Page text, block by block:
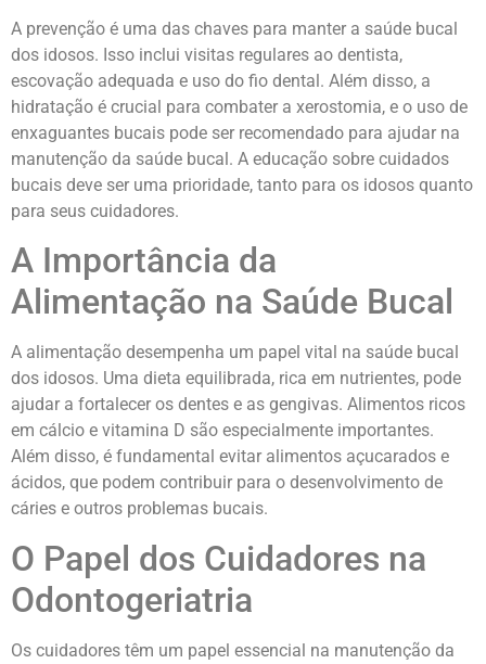
A prevenção é uma das chaves para manter a saúde bucal
dos idosos. Isso inclui visitas regulares ao dentista,
escovação adequada e uso do fio dental. Além disso, a
hidratação é crucial para combater a xerostomia, e o uso de
enxaguantes bucais pode ser recomendado para ajudar na
manutenção da saúde bucal. A educação sobre cuidados
bucais deve ser uma prioridade, tanto para os idosos quanto
para seus cuidadores.
A Importância da
Alimentação na Saúde Bucal
A alimentação desempenha um papel vital na saúde bucal
dos idosos. Uma dieta equilibrada, rica em nutrientes, pode
ajudar a fortalecer os dentes e as gengivas. Alimentos ricos
em cálcio e vitamina D são especialmente importantes.
Além disso, é fundamental evitar alimentos açucarados e
ácidos, que podem contribuir para o desenvolvimento de
cáries e outros problemas bucais.
O Papel dos Cuidadores na
Odontogeriatria
Os cuidadores têm um papel essencial na manutenção da